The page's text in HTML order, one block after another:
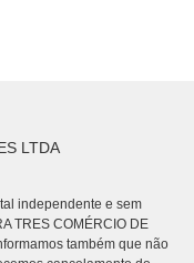
LTDA
independente e sem
TRES COMÉRCIO DE
também que não